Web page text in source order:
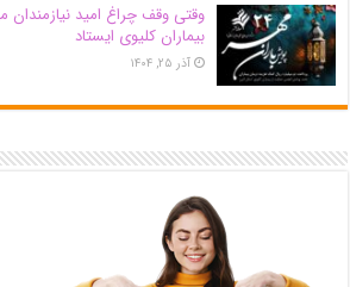
وقتی وقف چراغ امید
بیماران کلیوی ایستاد
آذر ۲۵, ۱۴۰۴